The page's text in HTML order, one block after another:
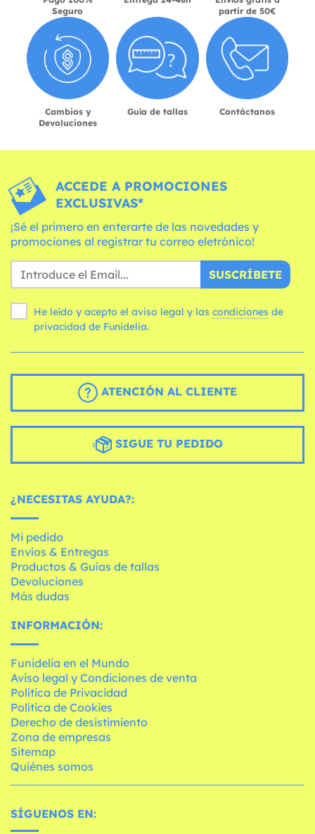
Seguro
partir de 50€
Cambios y
Devoluciones
Guía de tallas Contáctanos
ACCEDE A PROMOCIONES
EXCLUSIVAS*
¡Sé el primero en enterarte de las novedades y
promociones al registrar tu correo eletrónico!
SUSCRÍBETE
He leído y acepto el aviso legal y las condiciones
privacidad de Funidelia.
ATENCIÓN AL CLIENTE
SIGUE TU PEDIDO
¿NECESITAS AYUDA?:
Mi pedido
Envíos & Entregas
Productos & Guías de tallas
Devoluciones
Más dudas
INFORMACIÓN:
Funidelia en el Mundo
Aviso legal y Condiciones de venta
Política de Privacidad
Política de Cookies
Derecho de desistimiento
Zona de empresas
Sitemap
Quiénes somos
SÍGUENOS EN: